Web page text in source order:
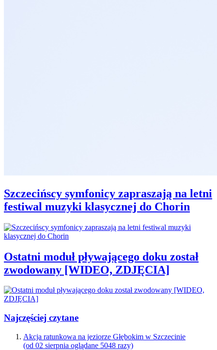
Szczecińscy symfonicy zapraszają na letni
festiwal muzyki klasycznej do Chorin
Ostatni moduł pływającego doku został
zwodowany [WIDEO, ZDJĘCIA]
Najczęściej czytane
Akcja ratunkowa na jeziorze Głębokim w Szczecinie
(od 02 sierpnia oglądane 5048 razy)